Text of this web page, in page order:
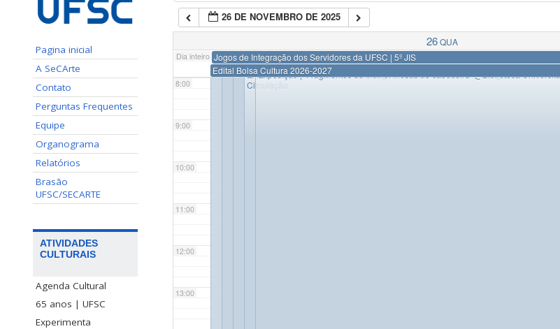
Pagina inicial
A SeCArte
Contato
Perguntas Frequentes
Equipe
Organograma
Relatórios
Brasão
UFSC/SECARTE
ATIVIDADES
CULTURAIS
Agenda Cultural
65 anos | UFSC
Experimenta
26 DE NOVEMBRO DE 2025
26 QUA
Dia inteiro Jogos de Integração dos Servidores da UFSC | 5º JIS
Edital Bolsa Cultura 2026-2027
8:00
9:00
10:00
11:00
12:00
13:00
7:30
Exposição | ‘Cores do ser: vista imaginária’ na Biblioteca Central@Biblioteca
Circulação
7:30
Exposição | ‘Fragmentos do Íntimo: mesas de cabeceira’@Biblioteca